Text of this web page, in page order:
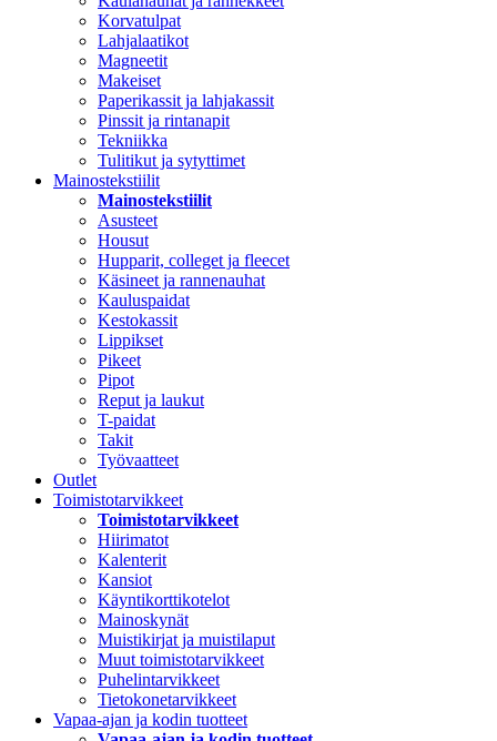
Korvatulpat
Lahjalaatikot
Magneetit
Makeiset
Paperikassit ja lahjakassit
Pinssit ja rintanapit
Tekniikka
Tulitikut ja sytyttimet
Mainostekstiilit
Mainostekstiilit
Asusteet
Housut
Hupparit, colleget ja fleecet
Käsineet ja rannenauhat
Kauluspaidat
Kestokassit
Lippikset
Pikeet
Pipot
Reput ja laukut
T-paidat
Takit
Työvaatteet
Outlet
Toimistotarvikkeet
Toimistotarvikkeet
Hiirimatot
Kalenterit
Kansiot
Käyntikorttikotelot
Mainoskynät
Muistikirjat ja muistilaput
Muut toimistotarvikkeet
Puhelintarvikkeet
Tietokonetarvikkeet
Vapaa-ajan ja kodin tuotteet